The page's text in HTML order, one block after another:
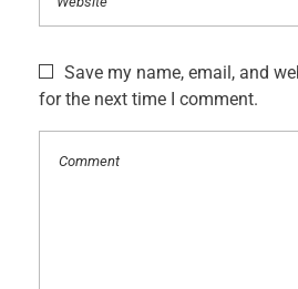
Save my name, email, and
for the next time I comment.